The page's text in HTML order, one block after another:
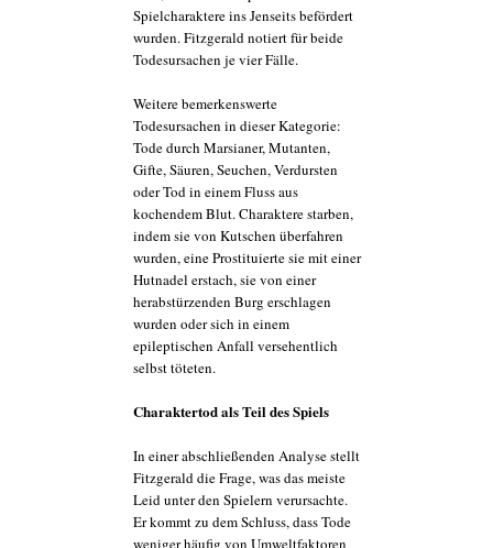
Spielcharaktere ins Jenseits befördert
wurden. Fitzgerald notiert für beide
Todesursachen je vier Fälle.
Weitere bemerkenswerte
Todesursachen in dieser Kategorie:
Tode durch Marsianer, Mutanten,
Gifte, Säuren, Seuchen, Verdursten
oder Tod in einem Fluss aus
kochendem Blut. Charaktere starben,
indem sie von Kutschen überfahren
wurden, eine Prostituierte sie mit einer
Hutnadel erstach, sie von einer
herabstürzenden Burg erschlagen
wurden oder sich in einem
epileptischen Anfall versehentlich
selbst töteten.
Charaktertod als Teil des Spiels
In einer abschließenden Analyse stellt
Fitzgerald die Frage, was das meiste
Leid unter den Spielern verursachte.
Er kommt zu dem Schluss, dass Tode
weniger häufig von Umweltfaktoren